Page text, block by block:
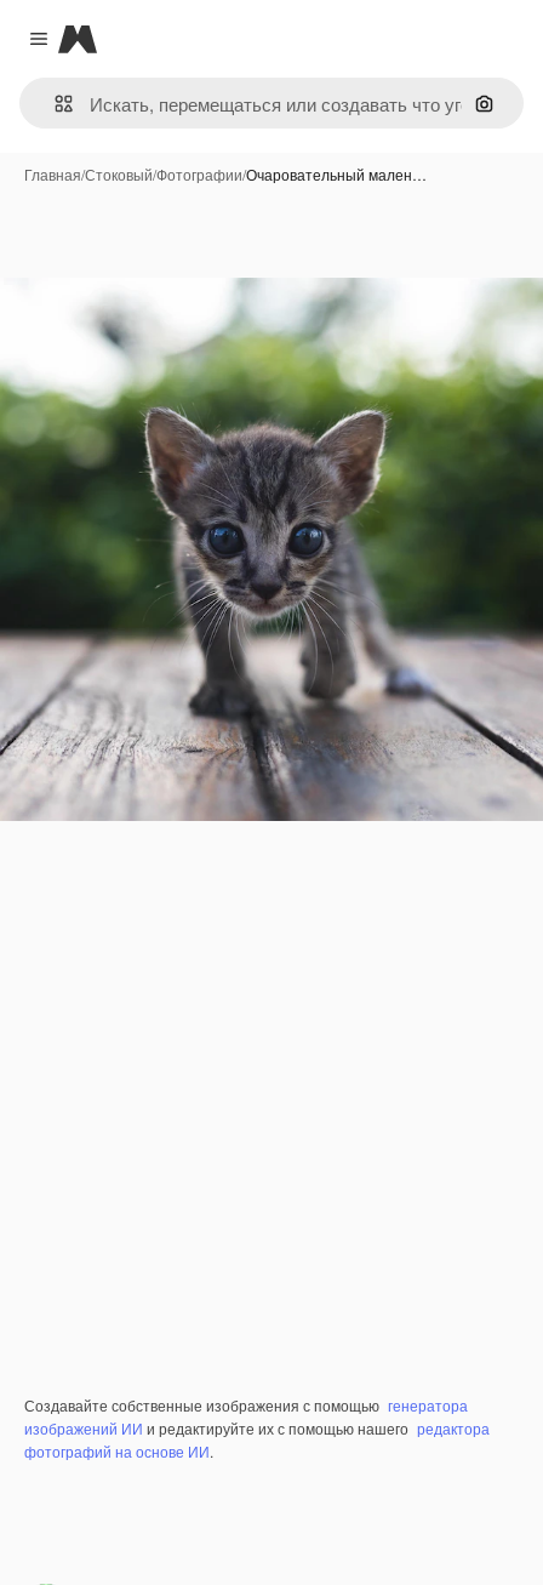
Close menu
Magnific
Поиск
Главная/Стоковый/Фотографии/Очаровательный мален…
Создавайте собственные изображения с помощью генератора
изображений ИИ и редактируйте их с помощью нашего редактора
фотографий на основе ИИ.